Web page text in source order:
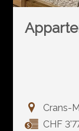
Crans-
CHF